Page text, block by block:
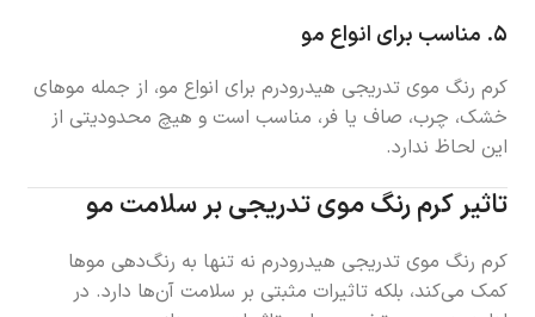
۵. مناسب برای انواع مو
کرم رنگ موی تدریجی هیدرودرم برای انواع مو، از جمله موهای
خشک، چرب، صاف یا فر، مناسب است و هیچ محدودیتی از
این لحاظ ندارد.
تاثیر کرم رنگ موی تدریجی بر سلامت مو
کرم رنگ موی تدریجی هیدرودرم نه تنها به رنگ‌دهی موها
کمک می‌کند، بلکه تاثیرات مثبتی بر سلامت آن‌ها دارد. در